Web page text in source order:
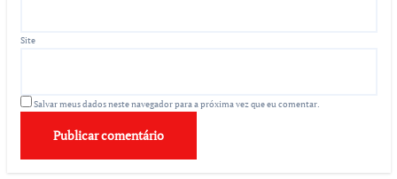
Site
Salvar meus dados neste navegador para a próxima vez que eu comentar.